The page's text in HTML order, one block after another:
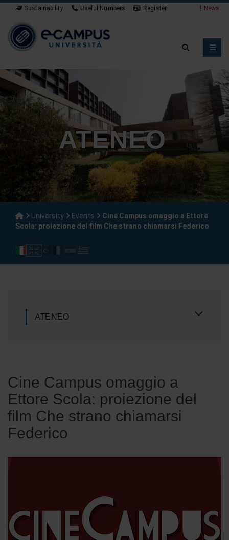
Sustainability Useful Numbers Register News
ATENEO
University Events
Cine Campus omaggio a Ettore
Scola: proiezione del film Che strano chiamarsi Federico
ATENEO
Cine Campus omaggio a
Ettore Scola: proiezione del
film Che strano chiamarsi
Federico